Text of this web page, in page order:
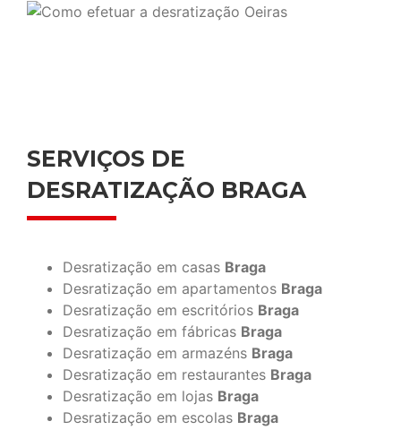
SERVIÇOS DE
DESRATIZAÇÃO BRAGA
Desratização em casas Braga
Desratização em apartamentos Braga
Desratização em escritórios Braga
Desratização em fábricas Braga
Desratização em armazéns Braga
Desratização em restaurantes Braga
Desratização em lojas Braga
Desratização em escolas Braga